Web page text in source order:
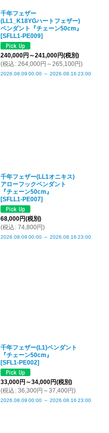
千年フェザー
(LL1_K18YGハートフェザー)
ペンダント『チェーン50cm』
[SFLL1-PE009]
240,000円 ～241,000円(税別)
(税込 : 264,000円 ～265,100円)
2026.08.09 00:00 ～ 2026.08.16 23:00
千年フェザー(LL1オニキス)
アローフックペンダント
『チェーン50cm』
[SFLL1-PE007]
68,000円(税別)
(税込 : 74,800円)
2026.08.09 00:00 ～ 2026.08.16 23:00
千年フェザー(L1)ペンダント
『チェーン50cm』
[SFL1-PE002]
33,000円 ～34,000円(税別)
(税込 : 36,300円 ～37,400円)
2026.08.09 00:00 ～ 2026.08.16 23:00